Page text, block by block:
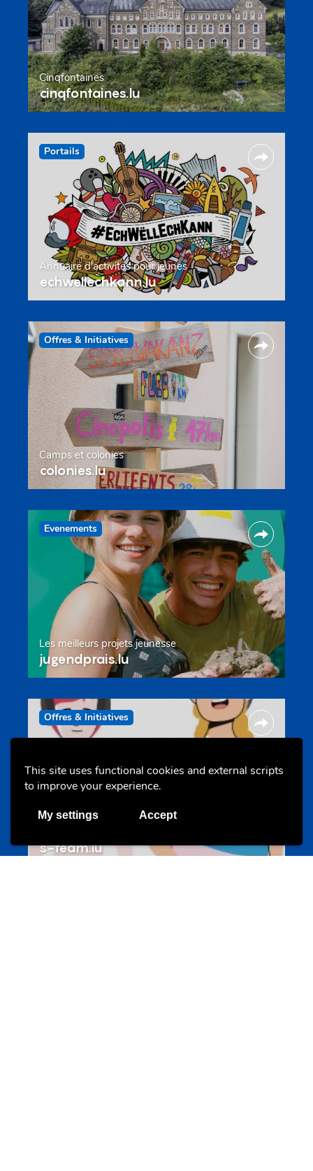
This site uses functional cookies and external scripts
to improve your experience.
My settings Accept
Cinqfontaines
cinqfontaines.lu
Portails
Annuaire d’activités pour jeunes
echwellechkann.lu
Offres & Initiatives
Camps et colonies
colonies.lu
Evenements
Les meilleurs projets jeunesse
jugendprais.lu
Offres & Initiatives
s-team.lu